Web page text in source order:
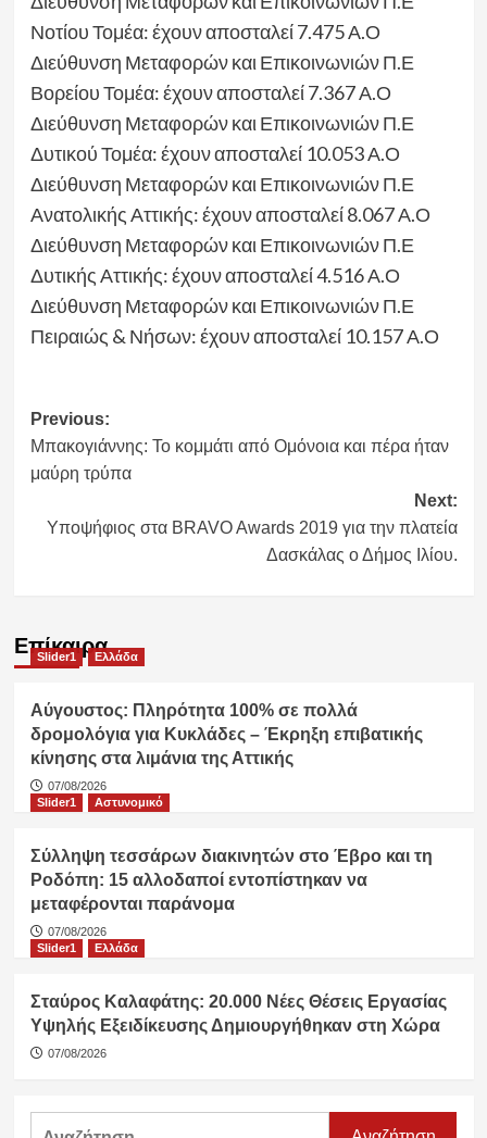
Νοτίου Τομέα: έχουν αποσταλεί 7.475 Α.Ο
Διεύθυνση Μεταφορών και Επικοινωνιών Π.Ε
Βορείου Τομέα: έχουν αποσταλεί 7.367 Α.Ο
Διεύθυνση Μεταφορών και Επικοινωνιών Π.Ε
Δυτικού Τομέα: έχουν αποσταλεί 10.053 Α.Ο
Διεύθυνση Μεταφορών και Επικοινωνιών Π.Ε
Ανατολικής Αττικής: έχουν αποσταλεί 8.067 Α.Ο
Διεύθυνση Μεταφορών και Επικοινωνιών Π.Ε
Δυτικής Αττικής: έχουν αποσταλεί 4.516 Α.Ο
Διεύθυνση Μεταφορών και Επικοινωνιών Π.Ε
Πειραιώς & Νήσων: έχουν αποσταλεί 10.157 Α.Ο
Post
navigation
Previous:
Μπακογιάννης: Το κομμάτι από Ομόνοια και πέρα ήταν
μαύρη τρύπα
Next:
Υποψήφιος στα BRAVO Awards 2019 για την πλατεία
Δασκάλας ο Δήμος Ιλίου.
Επίκαιρα
Slider1 Ελλάδα
Αύγουστος: Πληρότητα 100% σε πολλά
δρομολόγια για Κυκλάδες – Έκρηξη επιβατικής
κίνησης στα λιμάνια της Αττικής
07/08/2026
Slider1
Αστυνομικό
Σύλληψη τεσσάρων διακινητών στο Έβρο και τη
Ροδόπη: 15 αλλοδαποί εντοπίστηκαν να
μεταφέρονται παράνομα
07/08/2026
Slider1
Ελλάδα
Σταύρος Καλαφάτης: 20.000 Νέες Θέσεις Εργασίας
Υψηλής Εξειδίκευσης Δημιουργήθηκαν στη Χώρα
07/08/2026
Αναζήτηση